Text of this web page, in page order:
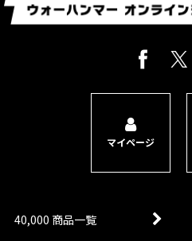
マイページ
40,000 商品一覧